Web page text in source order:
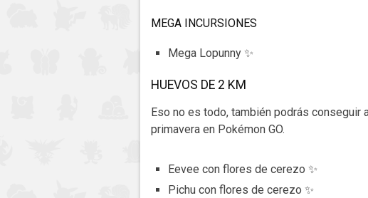
MEGA INCURSIONES
Mega Lopunny ✨
HUEVOS DE 2 KM
Eso no es todo, también podrás
primavera en Pokémon GO.
Eevee con flores de cerezo ✨
Pichu con flores de cerezo ✨